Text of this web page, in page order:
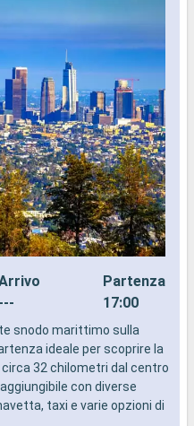
---
Partenza
17:00
snodo marittimo sulla
ideale per scoprire la
32 chilometri dal centro
con diverse
taxi e varie opzioni di